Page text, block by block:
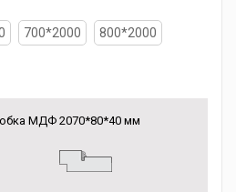
700*2000 800*2000
МДФ 2070*80*40 мм